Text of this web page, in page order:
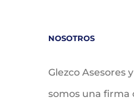
NOSOTROS
Glezco Asesores
somos una firma